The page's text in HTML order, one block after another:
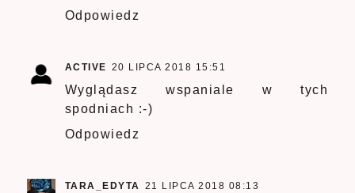
Odpowiedz
ACTIVE 20 LIPCA 2018 15:51
Wyglądasz wspaniale w tych
spodniach :-)
Odpowiedz
TARA_EDYTA 21 LIPCA 2018 08:13